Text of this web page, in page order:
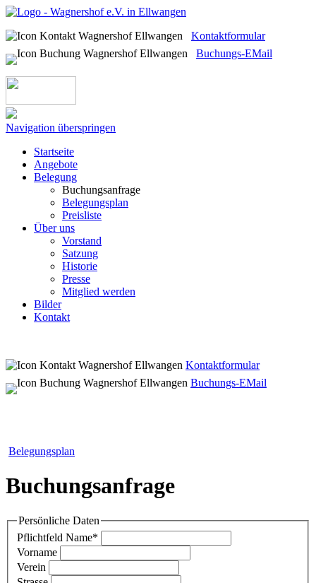
Kontaktformular
Buchungs-EMail
Navigation überspringen
Startseite
Angebote
Belegung
Buchungsanfrage
Belegungsplan
Preisliste
Über uns
Vorstand
Satzung
Historie
Presse
Mitglied werden
Bilder
Kontakt
Kontaktformular
Buchungs-EMail
Belegungsplan
Buchungsanfrage
Persönliche Daten
Pflichtfeld Name*
Vorname
Verein